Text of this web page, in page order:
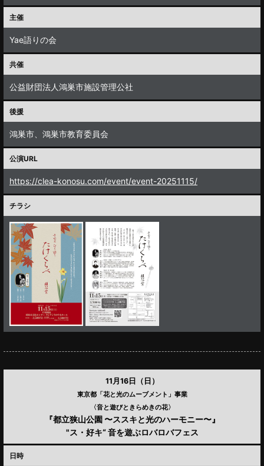
主催
Yae語りの会
共催
公益財団法人鴻巣市施設管理公社
後援
鴻巣市、鴻巣市教育委員会
公演URL
https://clea-konosu.com/event/event-20251115/
チラシ
11月16日（日）
東京都「花と光のムーブメント」事業
〈音と遊びときらめきの花〉
『都立狭山公園 〜ススキと光のハーモニー〜』
"ス・好キ“ 音を遊ぶロバロバフェス
日時